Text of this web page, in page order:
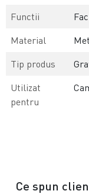
Functii
Material
Tip produs
Utilizat
pentru
Ce spun